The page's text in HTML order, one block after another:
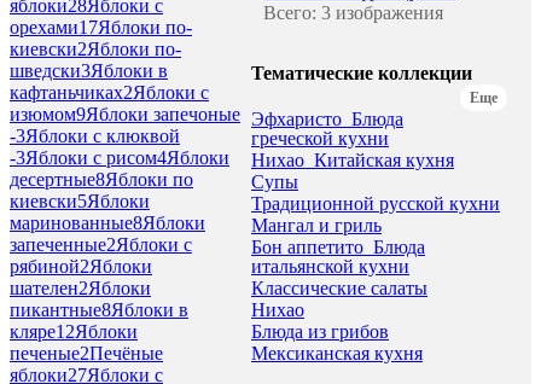
яблоки28Яблоки с
орехами17Яблоки по-
киевски2Яблоки по-
шведски3Яблоки в
кафтаньчиках2Яблоки с
изюмом9Яблоки запечоные
-3Яблоки с клюквой
-3Яблоки с рисом4Яблоки
десертные8Яблоки по
киевски5Яблоки
маринованные8Яблоки
запеченные2Яблоки с
рябиной2Яблоки
шателен2Яблоки
пикантные8Яблоки в
кляре12Яблоки
печеные2Печёные
яблоки27Яблоки с
Всего: 3 изображения
Тематические коллекции
Еще
Эфхаристо_Блюда
греческой кухни
Нихао_Китайская кухня
Супы
Традиционной русской кухни
Мангал и гриль
Бон аппетито_Блюда
итальянской кухни
Классические салаты
Нихао
Блюда из грибов
Мексиканская кухня